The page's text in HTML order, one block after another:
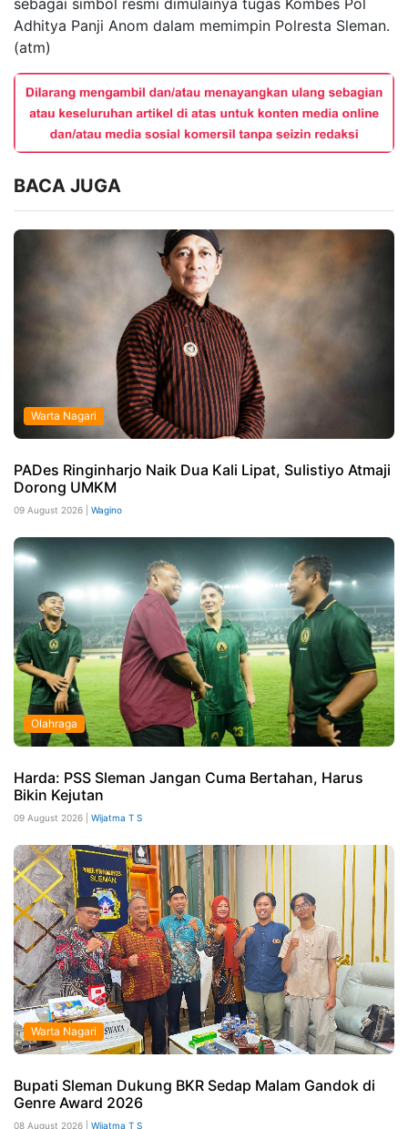
sebagai simbol resmi dimulainya tugas Kombes Pol
Adhitya Panji Anom dalam memimpin Polresta Sleman.
(atm)
BACA JUGA
Warta Nagari
PADes Ringinharjo Naik Dua Kali Lipat, Sulistiyo Atmaji
Dorong UMKM
09 August 2026 | Wagino
Olahraga
Harda: PSS Sleman Jangan Cuma Bertahan, Harus
Bikin Kejutan
09 August 2026 | Wijatma T S
Warta Nagari
Bupati Sleman Dukung BKR Sedap Malam Gandok di
Genre Award 2026
08 August 2026 | Wijatma T S